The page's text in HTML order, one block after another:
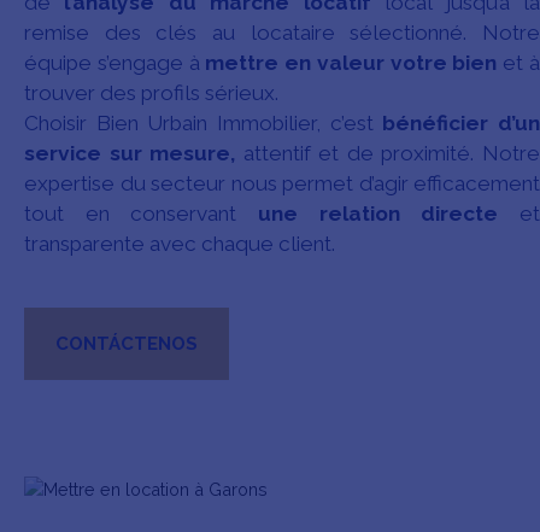
remise des clés au locataire sélectionné. Notre
équipe s’engage à mettre en valeur votre bien et à
trouver des profils sérieux.
Choisir Bien Urbain Immobilier, c’est bénéficier d’un
service sur mesure, attentif et de proximité. Notre
expertise du secteur nous permet d’agir efficacement
tout en conservant une relation directe et
transparente avec chaque client.
CONTÁCTENOS